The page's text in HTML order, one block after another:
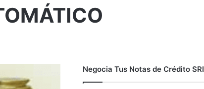
Negocia Tus Notas de Crédito SRI